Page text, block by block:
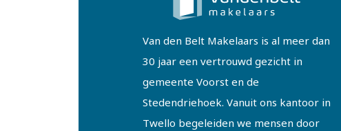
Van den Belt Makelaars is al meer dan
30 jaar een vertrouwd gezicht in
gemeente Voorst en de
Stedendriehoek. Vanuit ons kantoor in
Twello begeleiden we mensen door